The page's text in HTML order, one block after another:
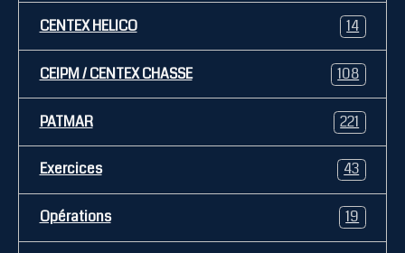
CENTEX HELICO 14
CEIPM / CENTEX CHASSE 108
PATMAR 221
Exercices 43
Opérations 19